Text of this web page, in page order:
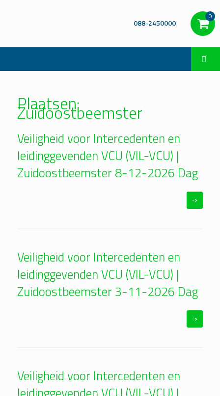
088-2450000
0
Plaatsen:
Zuidoostbeemster
Veiligheid voor Intercedenten en
leidinggevenden VCU (VIL-VCU) |
Zuidoostbeemster 8-12-2026 Dag
->
Veiligheid voor Intercedenten en
leidinggevenden VCU (VIL-VCU) |
Zuidoostbeemster 3-11-2026 Dag
->
Veiligheid voor Intercedenten en